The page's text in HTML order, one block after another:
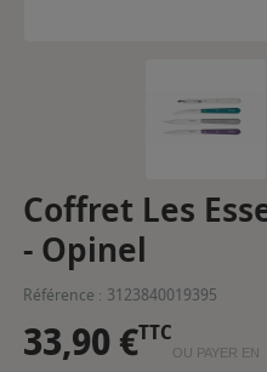
Coffret Les
- Opinel
Référence : 3123840019395
33,90 €TTC
OU PAYER EN